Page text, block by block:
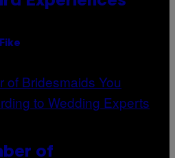
of